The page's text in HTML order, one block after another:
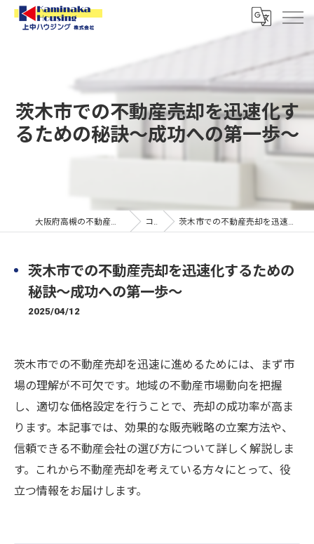
茨木市での不動産売却を迅速化す
るための秘訣〜成功への第一歩〜
大阪府高槻の不動産なら上中ハウジング株式会社 コラム 茨木市での不動産売却を迅速化するための秘訣〜成功への第一歩〜
茨木市での不動産売却を迅速化するための
秘訣〜成功への第一歩〜
2025/04/12
茨木市での不動産売却を迅速に進めるためには、まず市
場の理解が不可欠です。地域の不動産市場動向を把握
し、適切な価格設定を行うことで、売却の成功率が高ま
ります。本記事では、効果的な販売戦略の立案方法や、
信頼できる不動産会社の選び方について詳しく解説しま
す。これから不動産売却を考えている方々にとって、役
立つ情報をお届けします。